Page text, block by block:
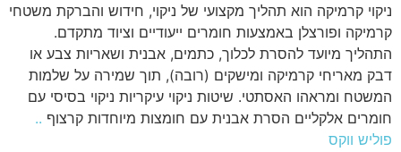
ניקוי קרמיקה הוא תהליך מקצועי של ניקוי, חידוש והברקת משטחי
קרמיקה ופורצלן באמצעות חומרים ייעודיים וציוד מתקדם.
התהליך מיועד להסרת לכלוך, כתמים, אבנית ושאריות צבע או
דבק מאריחי קרמיקה ומישקים (רובה), תוך שמירה על שלמות
המשטח ומראהו האסתטי. שיטות ניקוי עיקריות ניקוי בסיסי עם
חומרים אלקליים הסרת אבנית עם חומצות מיוחדות קרצוף ..
פוליש ווקס